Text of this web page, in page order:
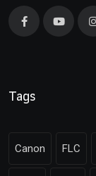
Tags
Canon FLC